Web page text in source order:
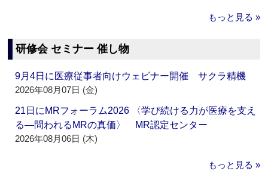
もっと見る »
研修会 セミナー 催し物
9月4日に医療従事者向けウェビナー開催 サクラ精機
2026年08月07日 (金)
21日にMRフォーラム2026 〈学び続ける力が医療を支え
る―問われるMRの真価〉 MR認定センター
2026年08月06日 (木)
もっと見る »